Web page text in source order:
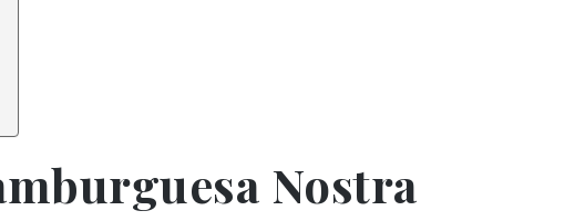
Nostra